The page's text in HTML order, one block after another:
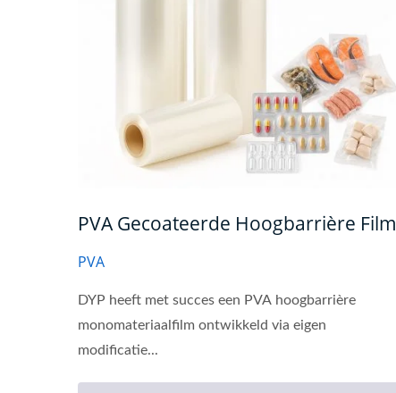
PVA Gecoateerde Hoogbarrière Film
PVA
DYP heeft met succes een PVA hoogbarrière
monomateriaalfilm ontwikkeld via eigen
modificatie...